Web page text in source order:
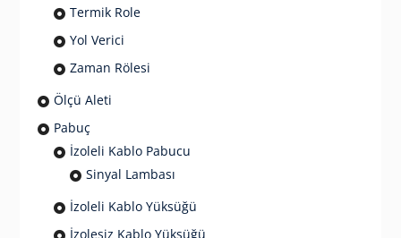
Termik Role
Yol Verici
Zaman Rölesi
Ölçü Aleti
Pabuç
İzoleli Kablo Pabucu
Sinyal Lambası
İzoleli Kablo Yüksüğü
İzolesiz Kablo Yüksüğü